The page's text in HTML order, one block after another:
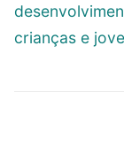
crianças e